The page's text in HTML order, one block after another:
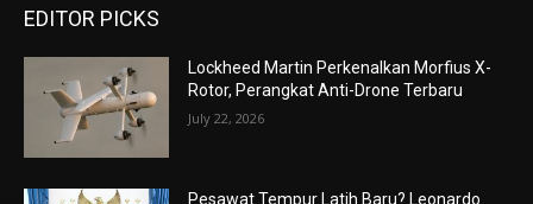
EDITOR PICKS
Lockheed Martin Perkenalkan Morfius X-
Rotor, Perangkat Anti-Drone Terbaru
July 22, 2026
Pesawat Tempur Latih Baru? Leonardo